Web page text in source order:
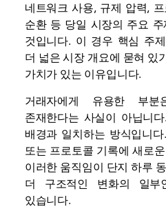
네트워크 사용, 규제 압력,
순환 등 당일 시장의 주요
것입니다. 이 경우 핵심 주
더 넓은 시장 개요에 묻혀 있
가치가 있는 이유입니다.
거래자에게 유용한 부분
존재한다는 사실이 아닙니
배경과 일치하는 방식입니
또는 프로토콜 기록에 새로
이러한 움직임이 단지 하루
더 구조적인 변화의 일
있습니다.